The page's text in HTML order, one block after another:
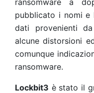
ransomware a
pubblicato i nomi e
dati provenienti
alcune distorsioni
comunque
ransomware.
Lockbit3 è stato il